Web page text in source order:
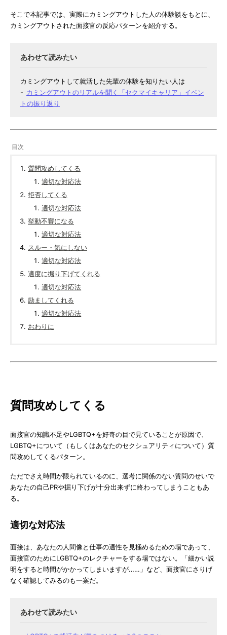
そこで本記事では、実際にカミングアウトした人の体験談をもとに、
カミングアウトされた面接官の反応パターンを紹介する。
カミングアウトして就活した先輩の体験を知りたい人は
カミングアウトのリアルを聞く「セクマイキャリア」イベン
トの振り返り
質問攻めしてくる
適切な対応法
拒否してくる
適切な対応法
挙動不審になる
適切な対応法
スルー・気にしない
適切な対応法
適度に掘り下げてくれる
適切な対応法
励ましてくれる
適切な対応法
おわりに
質問攻めしてくる
面接官の知識不足やLGBTQ+を好奇の目で見ていることが原因で、
LGBTQ+について（もしくはあなたのセクシュアリティについて）質
問攻めしてくるパターン。
ただでさえ時間が限られているのに、選考に関係のない質問のせいで
あなたの自己PRや掘り下げが十分出来ずに終わってしまうこともあ
る。
適切な対応法
面接は、あなたの人間像と仕事の適性を見極めるための場であって、
面接官のためにLGBTQ+のレクチャーをする場ではない。「細かい説
明をすると時間がかかってしまいますが……」など、面接官にさりげ
なく確認してみるのも一案だ。